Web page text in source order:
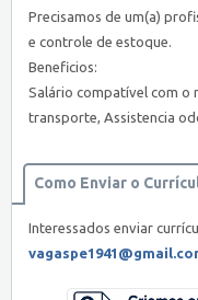
Precisamos de um(a)
e controle de estoque.
Beneficios:
Salário compatível com o
transporte, Assistencia
Como Enviar o
Interessados enviar